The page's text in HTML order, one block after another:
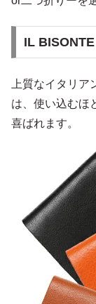
IL BISONTE
上質なイタリ
は、使い込むほ
喜ばれます。